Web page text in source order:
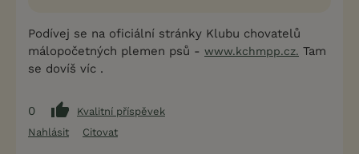
Podívej se na oficiální stránky Klubu chovatelů
málopočetných plemen psů - www.kchmpp.cz. Tam
se dovíš víc .
0
Kvalitní příspěvek
Nahlásit
Citovat